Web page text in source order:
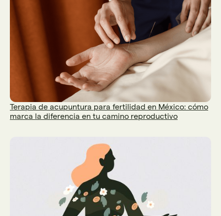
Terapia de acupuntura para fertilidad en México: cómo
marca la diferencia en tu camino reproductivo